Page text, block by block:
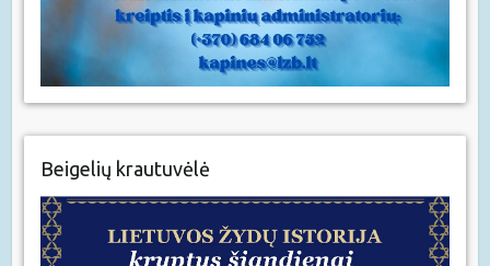
Beigelių krautuvėlė